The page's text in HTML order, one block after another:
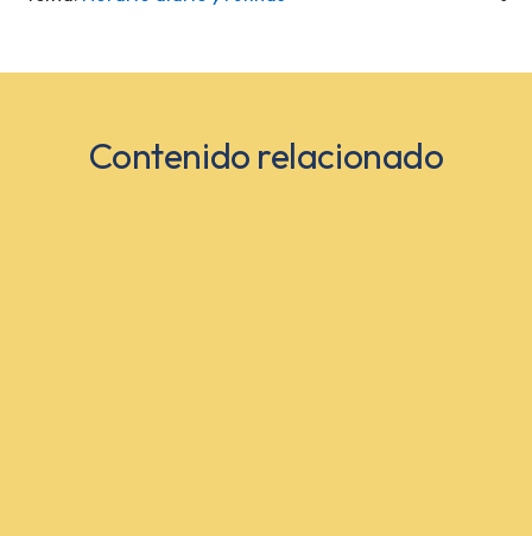
Contenido relacionado